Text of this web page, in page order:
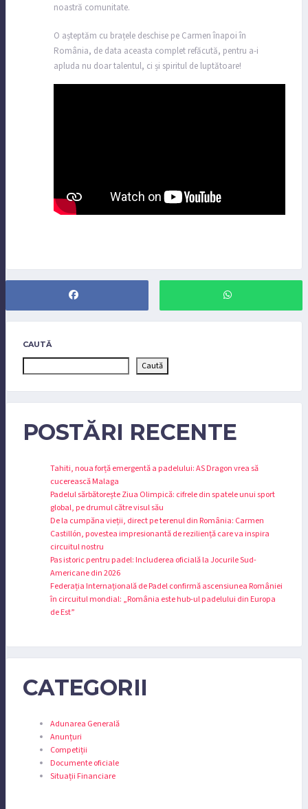
noastră comunitate.
O așteptăm cu brațele deschise pe Carmen înapoi în
România, de data aceasta complet refăcută, pentru a-i
apluda nu doar talentul, ci și spiritul de luptătoare!
CAUTĂ
Caută
POSTĂRI RECENTE
Tahiti, noua forță emergentă a padelului: AS Dragon vrea să
cucerească Malaga
Padelul sărbătorește Ziua Olimpică: cifrele din spatele unui sport
global, pe drumul către visul său
De la cumpăna vieții, direct pe terenul din România: Carmen
Castillón, povestea impresionantă de reziliență care va inspira
circuitul nostru
Pas istoric pentru padel: Includerea oficială la Jocurile Sud-
Americane din 2026
Federația Internațională de Padel confirmă ascensiunea României
în circuitul mondial: „România este hub-ul padelului din Europa
de Est”
CATEGORII
Adunarea Generală
Anunțuri
Competiții
Documente oficiale
Situații Financiare